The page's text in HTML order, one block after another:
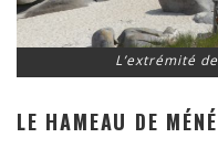
L’extrémité
LE HAMEAU DE